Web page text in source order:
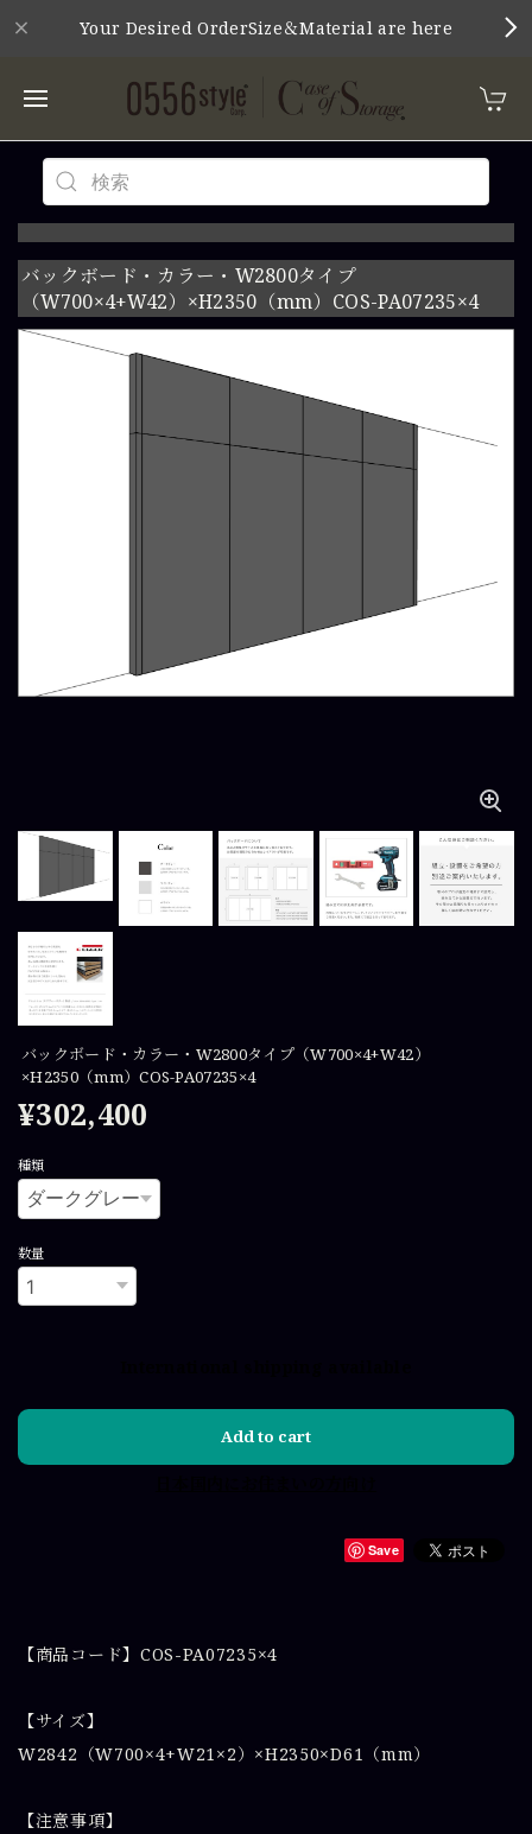
Your Desired OrderSize＆Material are here
バックボード・カラー・W2800タイプ
（W700×4+W42）×H2350（mm）COS-PA07235×4
バックボード・カラー・W2800タイプ（W700×4+W42）
×H2350（mm）COS-PA07235×4
¥302,400
種類
数量
Add to cart
Save
【商品コード】COS-PA07235×4
【サイズ】
W2842（W700×4+W21×2）×H2350×D61（mm）
【注意事項】